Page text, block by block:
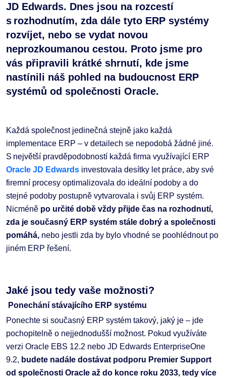
JD Edwards. Dnes jsou na rozcestí
s rozhodnutím, zda dále tyto ERP systémy
rozvíjet, nebo se vydat novou
neprozkoumanou cestou. Proto jsme pro
vás připravili krátké shrnutí, kde jsme
nastínili náš pohled na budoucnost ERP
systémů od společnosti Oracle.
Každá společnost jedinečná stejně jako každá
implementace ERP – v detailech se nepodobá žádné jiné.
S největší pravděpodobností každá firma využívající ERP
Oracle JD Edwards investovala desítky let práce, aby své
firemní procesy optimalizovala do ideální podoby a do
stejné podoby postupně vytvarovala i svůj ERP systém.
Nicméně po určité době vždy přijde čas na rozhodnutí,
zda je současný ERP systém stále dobrý a společnosti
pomáhá, nebo jestli zda by bylo vhodné se poohlédnout po
jiném ERP řešení.
Jaké jsou tedy vaše možnosti?
Ponechání stávajícího ERP systému
Ponechte si současný ERP systém takový, jaký je – jde
pochopitelně o nejjednodušší možnost. Pokud využíváte
verzi Oracle EBS 12.2 nebo JD Edwards EnterpriseOne
9.2, budete nadále dostávat podporu Premier Support
od společnosti Oracle až do konce roku 2033, tedy více